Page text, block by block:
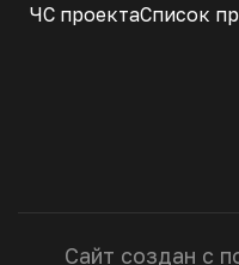
ЧС проектаСписок
Сайт создан с